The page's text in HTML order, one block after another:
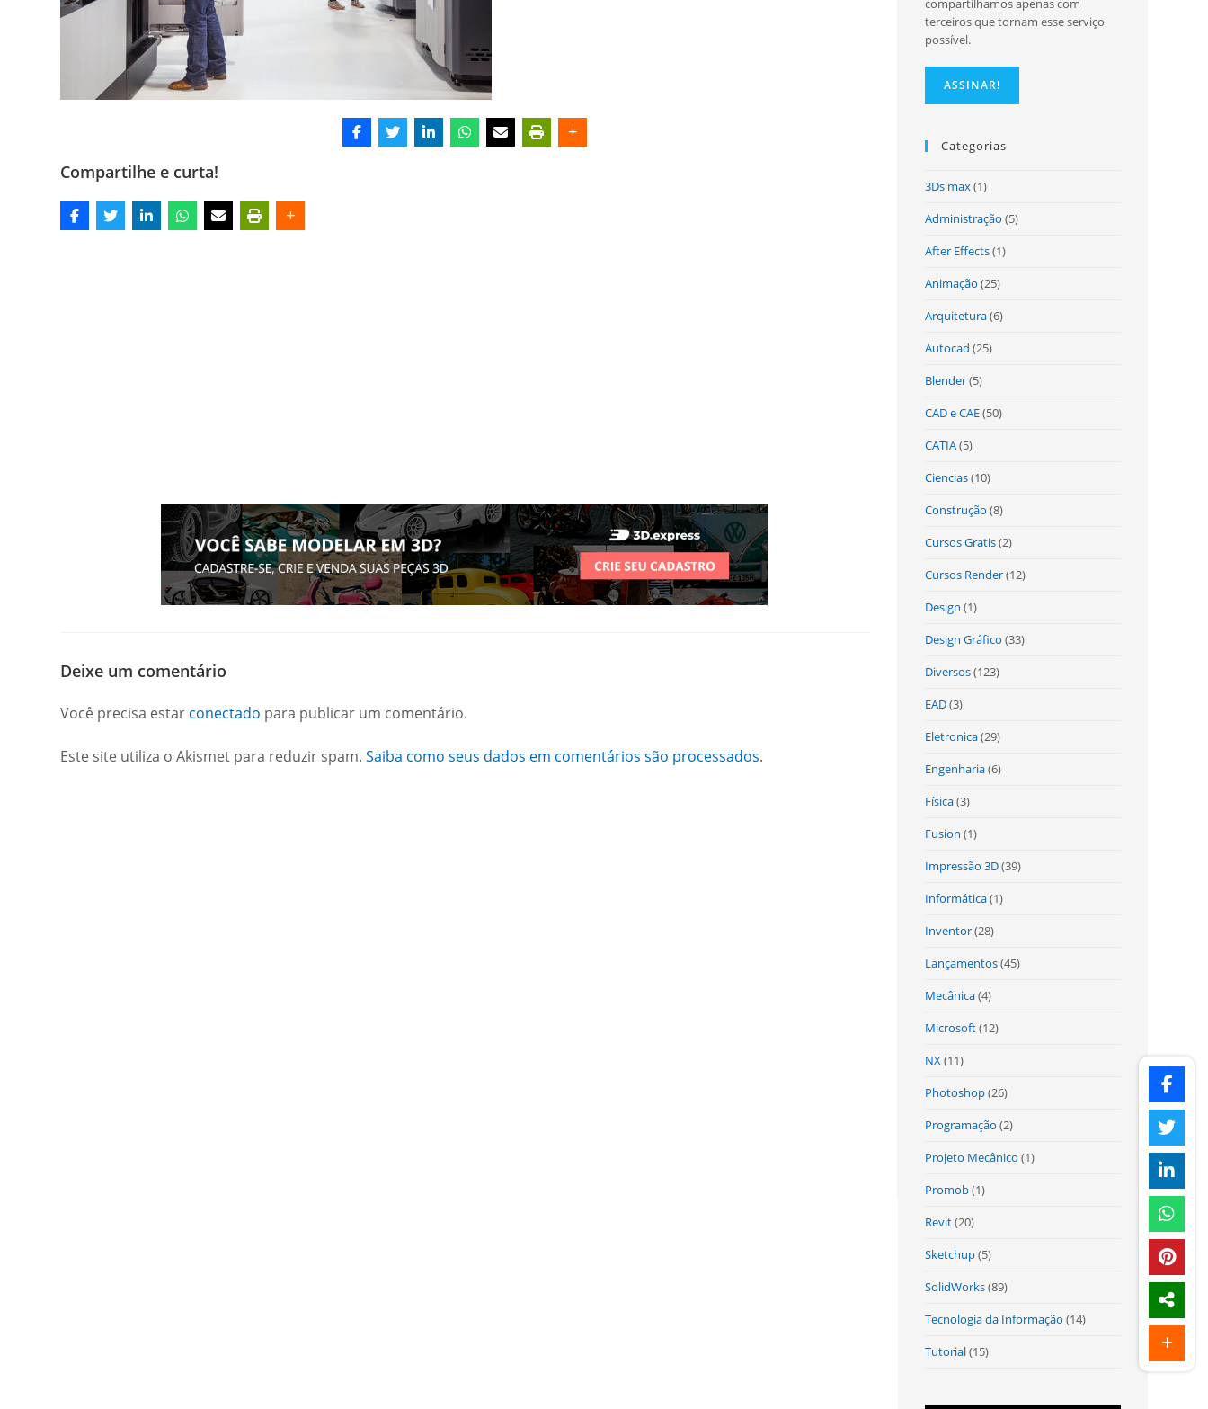
Compartilhe e curta!
Deixe um comentário
Você precisa estar conectado para publicar um comentário.
Este site utiliza o Akismet para reduzir spam.Saiba como seus dados em comentários são processados.
compartilhamos apenas com
terceiros que tornam esse serviço
possível.
Categorias
3Ds max(1)
Administração (5)
After Effects(1)
Animação (25)
Arquitetura(6)
Autocad (25)
Blender(5)
CAD e CAE(50)
CATIA(5)
Ciencias(10)
Construção (8)
Cursos Gratis(2)
Cursos Render(12)
Design (1)
Design Gráfico (33)
Diversos(123)
EAD(3)
Eletronica(29)
Engenharia(6)
Física(3)
Fusion (1)
Impressão 3D(39)
Informática(1)
Inventor(28)
Lançamentos(45)
Mecânica(4)
Microsoft(12)
NX(11)
Photoshop(26)
Programação (2)
Projeto Mecânico (1)
Promob(1)
Revit(20)
Sketchup(5)
SolidWorks(89)
Tecnologia da Informação (14)
Tutorial(15)